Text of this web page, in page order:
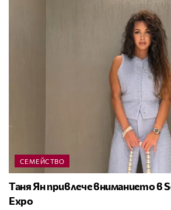
СЕМЕЙСТВО
Таня Ян привлече вниманието в
Expo